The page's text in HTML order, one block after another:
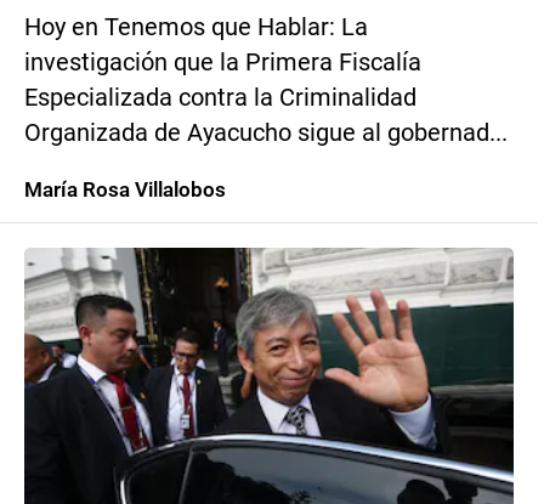
Hoy en Tenemos que Hablar: La
investigación que la Primera Fiscalía
Especializada contra la Criminalidad
Organizada de Ayacucho sigue al gobernad...
María Rosa Villalobos